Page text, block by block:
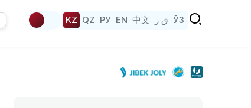
KZ QZ РУ EN 中文 ق ز ЎЗ